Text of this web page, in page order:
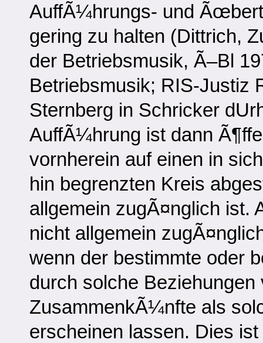
AuffÃ¼hrungs- und
gering zu halten (Dittrich,
der Betriebsmusik, Ã–Bl
Betriebsmusik; RIS-Justiz
Sternberg in Schricker
AuffÃ¼hrung ist dann
vornherein auf einen in
hin begrenzten Kreis
allgemein zugÃ¤nglich ist.
nicht allgemein
wenn der bestimmte oder
durch solche
ZusammenkÃ¼nfte als
erscheinen lassen. Dies